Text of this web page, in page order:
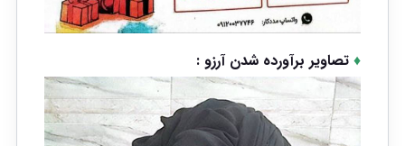
♦تصاویر برآورده شدن آرزو :